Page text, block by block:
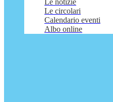
Le notizie
Le circolari
Calendario eventi
Albo online